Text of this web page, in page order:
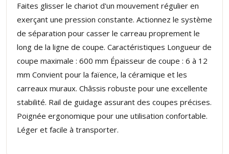
Faites glisser le chariot d'un mouvement régulier en
exerçant une pression constante. Actionnez le système
de séparation pour casser le carreau proprement le
long de la ligne de coupe. Caractéristiques Longueur de
coupe maximale : 600 mm Épaisseur de coupe : 6 à 12
mm Convient pour la faïence, la céramique et les
carreaux muraux. Châssis robuste pour une excellente
stabilité. Rail de guidage assurant des coupes précises.
Poignée ergonomique pour une utilisation confortable.
Léger et facile à transporter.